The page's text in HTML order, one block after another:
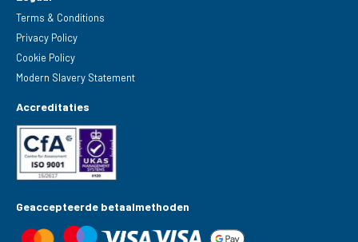
Terms & Conditions
Privacy Policy
Cookie Policy
Modern Slavery Statement
Accreditaties
Geaccepteerde betaalmethoden